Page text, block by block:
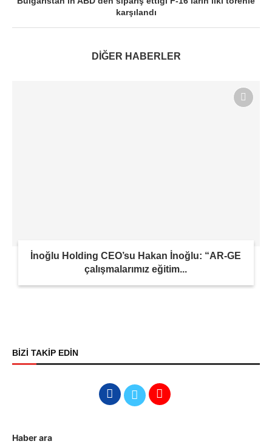
karşılandı
DİĞER HABERLER
İnoğlu Holding CEO’su Hakan İnoğlu: “AR-GE
çalışmalarımız eğitim...
BİZİ TAKİP EDİN
Haber ara